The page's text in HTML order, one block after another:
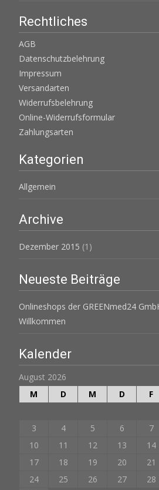
Rechtliches
AGB
Datenschutzbelehrung
Impressum
Versandarten
Widerrufsbelehrung
Online-Widerrufsformular
Zahlungsarten
Kategorien
Allgemein
Archive
Dezember 2015 (1)
Neueste Beiträge
Onlineshops der GREENmed24
Willkommen
Kalender
August 2026
M
D M D F
3
4 5 6 7
10
11 12 13 14
17
18 19 20 21
24
25 26 27 28